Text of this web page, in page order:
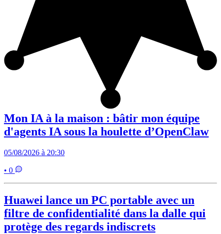
Mon IA à la maison : bâtir mon équipe
d'agents IA sous la houlette d’OpenClaw
05/08/2026 à 20:30
• 0
Huawei lance un PC portable avec un
filtre de confidentialité dans la dalle qui
protège des regards indiscrets